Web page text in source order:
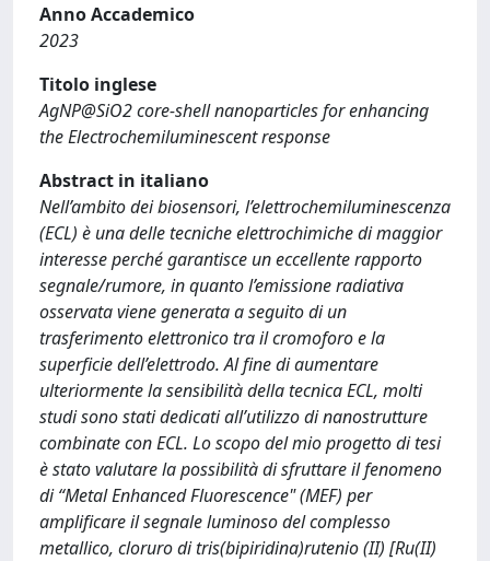
Anno Accademico
2023
Titolo inglese
AgNP@SiO2 core-shell nanoparticles for enhancing
the Electrochemiluminescent response
Abstract in italiano
Nell’ambito dei biosensori, l’elettrochemiluminescenza
(ECL) è una delle tecniche elettrochimiche di maggior
interesse perché garantisce un eccellente rapporto
segnale/rumore, in quanto l’emissione radiativa
osservata viene generata a seguito di un
trasferimento elettronico tra il cromoforo e la
superficie dell’elettrodo. Al fine di aumentare
ulteriormente la sensibilità della tecnica ECL, molti
studi sono stati dedicati all’utilizzo di nanostrutture
combinate con ECL. Lo scopo del mio progetto di tesi
è stato valutare la possibilità di sfruttare il fenomeno
di “Metal Enhanced Fluorescence" (MEF) per
amplificare il segnale luminoso del complesso
metallico, cloruro di tris(bipiridina)rutenio (II) [Ru(II)